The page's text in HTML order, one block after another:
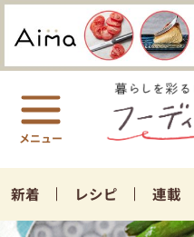
新着 レシピ 連載